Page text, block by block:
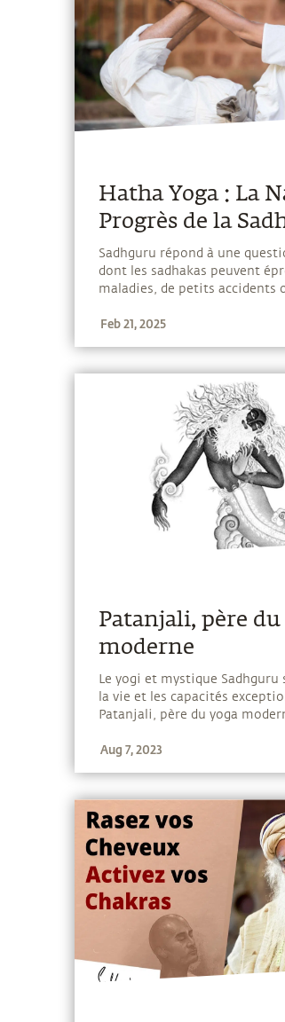
Hatha Yoga : La
Progrès de la
Sadhguru répond à une
dont les sadhakas peuvent
maladies, de petits accidents
que c’est un processus en
Feb 21, 2025
Patanjali, père du
moderne
Le yogi et mystique Sadhguru
la vie et les capacités
Patanjali, père du yoga
Aug 7, 2023